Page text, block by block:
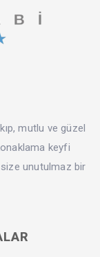
mutlu ve güzel
keyfi
size unutulmaz bir